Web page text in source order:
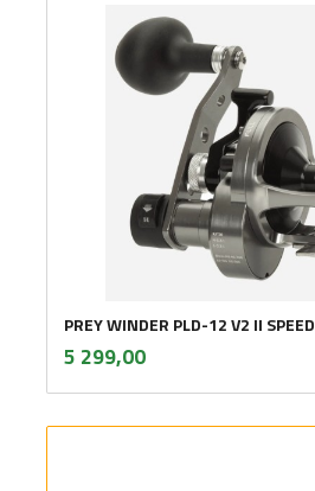
PREY WINDER PLD-12 V2 II SPEED
Pris
5 299,00mva.